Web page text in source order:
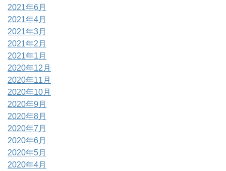
2021年6月
2021年4月
2021年3月
2021年2月
2021年1月
2020年12月
2020年11月
2020年10月
2020年9月
2020年8月
2020年7月
2020年6月
2020年5月
2020年4月